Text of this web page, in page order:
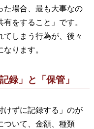
た場合、最も大事なの
をすること」です。
しまう行為が、後々
ります。
録」と「保管」
けずに記録する」のが
ついて、金額、種類